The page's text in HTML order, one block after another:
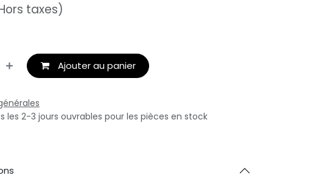
taxes)
Ajouter au panier
les 2-3 jours ouvrables pour les pièces en stock